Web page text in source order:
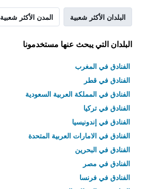
البلدان الأكثر شعبية المدن الأكثر شعبية
البلدان التي يبحث عنها مستخدمونا
الفنادق في المغرب
الفنادق في قطر
الفنادق في المملكة العربية السعودية
الفنادق في تركيا
الفنادق في إندونيسيا
الفنادق في الامارات العربية المتحدة
الفنادق في البحرين
الفنادق في مصر
الفنادق في فرنسا